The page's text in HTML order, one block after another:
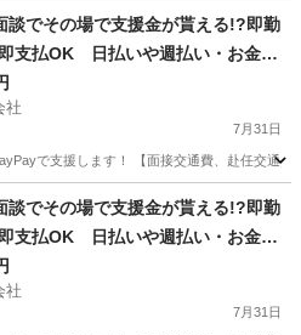
談でその場で支援金が貰える!?即勤
支払OK 日払いや週払い・お金住
る方必見の案件です！簡単な電子
工のお仕事♪
社
7月31日
で支援します！ 【面接交通費、赴任交通
談でその場で支援金が貰える!?即勤
支払OK 日払いや週払い・お金住
る方必見の案件です！簡単な電子
工のお仕事♪
社
7月31日